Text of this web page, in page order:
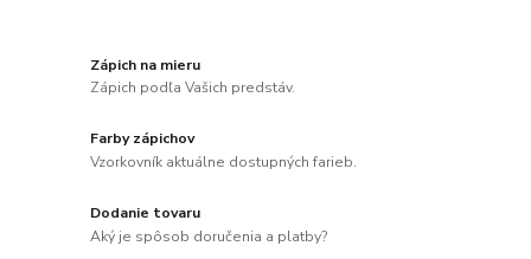
Zápich na mieru
Zápich podľa Vašich predstáv.
Farby zápichov
Vzorkovník aktuálne dostupných farieb.
Dodanie tovaru
Aký je spôsob doručenia a platby?